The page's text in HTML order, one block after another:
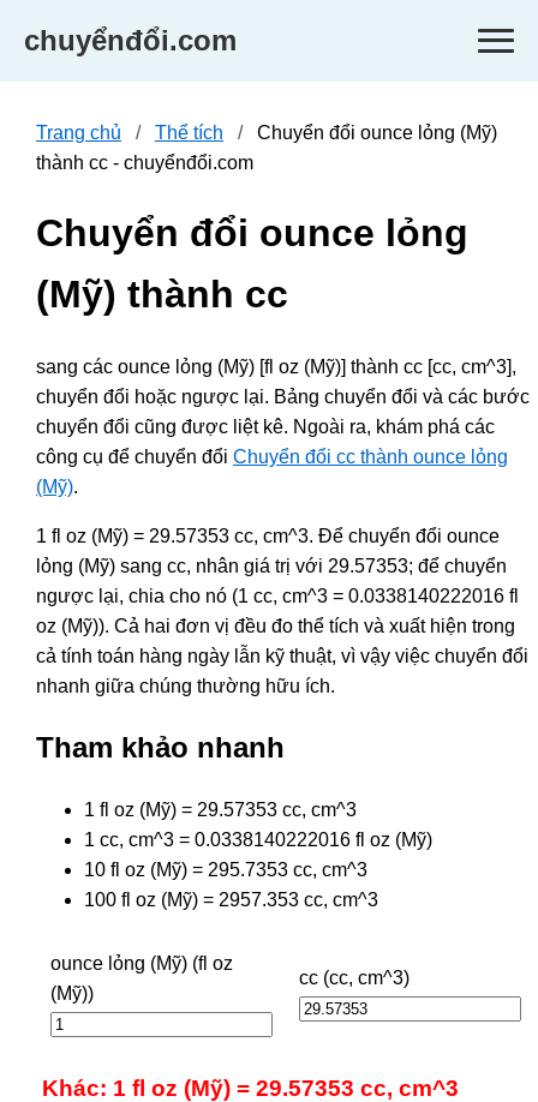
chuyểnđổi.com
Trang chủ Thể tích
Chuyển đổi ounce lỏng (Mỹ)
thành cc - chuyểnđổi.com
Chuyển đổi ounce lỏng
(Mỹ) thành cc
sang các ounce lỏng (Mỹ) [fl oz (Mỹ)] thành cc [cc, cm^3],
chuyển đổi hoặc ngược lại. Bảng chuyển đổi và các bước
chuyển đổi cũng được liệt kê. Ngoài ra, khám phá các
công cụ để chuyển đổi Chuyển đổi cc thành ounce lỏng
(Mỹ).
1 fl oz (Mỹ) = 29.57353 cc, cm^3. Để chuyển đổi ounce
lỏng (Mỹ) sang cc, nhân giá trị với 29.57353; để chuyển
ngược lại, chia cho nó (1 cc, cm^3 = 0.0338140222016 fl
oz (Mỹ)). Cả hai đơn vị đều đo thể tích và xuất hiện trong
cả tính toán hàng ngày lẫn kỹ thuật, vì vậy việc chuyển đổi
nhanh giữa chúng thường hữu ích.
Tham khảo nhanh
1 fl oz (Mỹ) = 29.57353 cc, cm^3
1 cc, cm^3 = 0.0338140222016 fl oz (Mỹ)
10 fl oz (Mỹ) = 295.7353 cc, cm^3
100 fl oz (Mỹ) = 2957.353 cc, cm^3
ounce lỏng (Mỹ) (fl oz
(Mỹ))
cc (cc, cm^3)
Khác: 1 fl oz (Mỹ) = 29.57353 cc, cm^3